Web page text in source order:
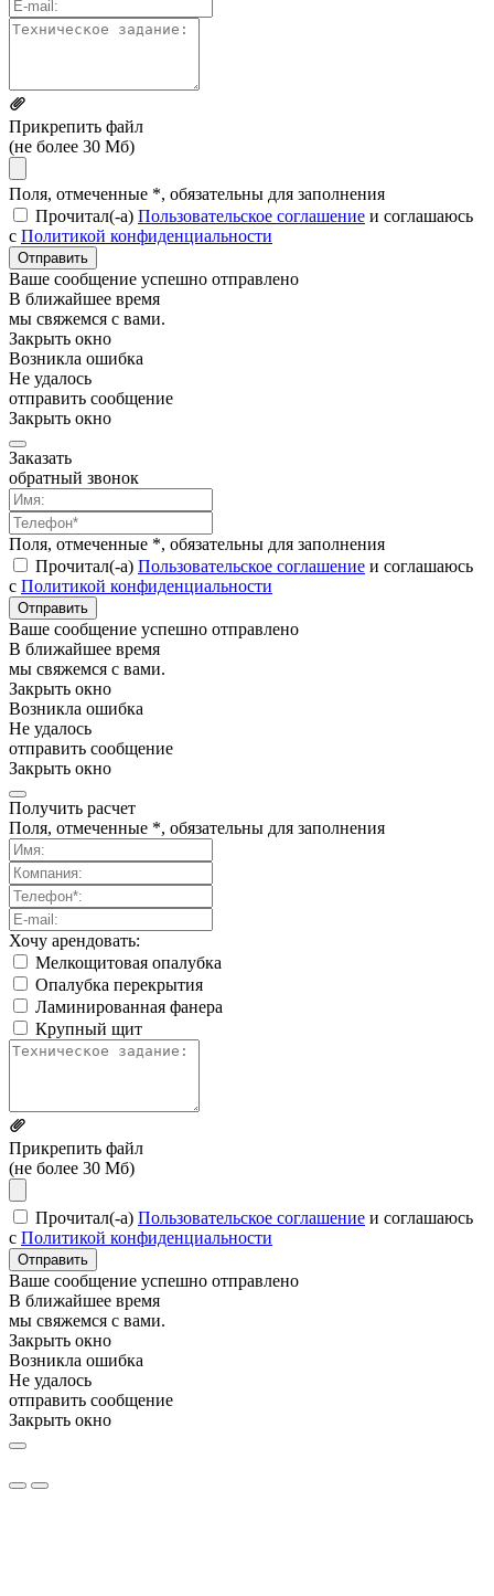
Прикрепить файл
(не более 30 Мб)
Поля, отмеченные *, обязательны для заполнения
Прочитал(-а) Пользовательское соглашение и соглашаюсь
с Политикой конфиденциальности
Отправить
Ваше сообщение успешно отправлено
В ближайшее время
мы свяжемся с вами.
Закрыть окно
Возникла ошибка
Не удалось
отправить сообщение
Закрыть окно
Заказать
обратный звонок
Поля, отмеченные *, обязательны для заполнения
Прочитал(-а) Пользовательское соглашение и соглашаюсь
с Политикой конфиденциальности
Отправить
Ваше сообщение успешно отправлено
В ближайшее время
мы свяжемся с вами.
Закрыть окно
Возникла ошибка
Не удалось
отправить сообщение
Закрыть окно
Получить расчет
Поля, отмеченные *, обязательны для заполнения
Хочу арендовать:
Мелкощитовая опалубка
Опалубка перекрытия
Ламинированная фанера
Крупный щит
Прикрепить файл
(не более 30 Мб)
Прочитал(-а) Пользовательское соглашение и соглашаюсь
с Политикой конфиденциальности
Отправить
Ваше сообщение успешно отправлено
В ближайшее время
мы свяжемся с вами.
Закрыть окно
Возникла ошибка
Не удалось
отправить сообщение
Закрыть окно